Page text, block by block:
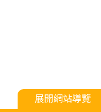
展開網站導覽